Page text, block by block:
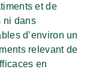
et de
ni dans
d’environ un
relevant de
en